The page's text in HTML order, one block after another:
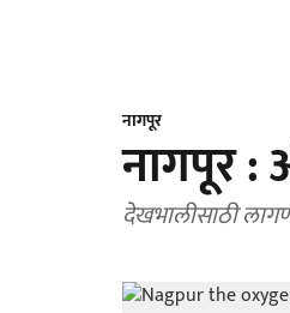
नागपूर
नागपूर
देखभालीसाठी